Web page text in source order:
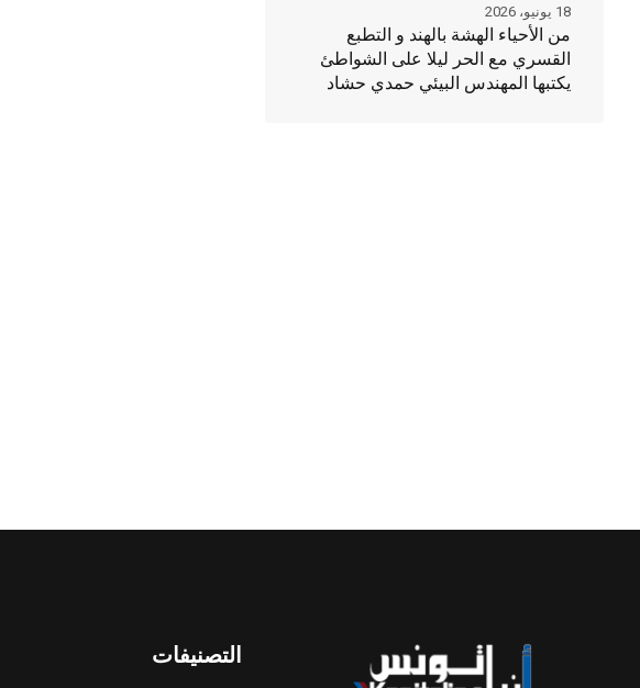
من الأحياء الهشة بالهند و التطبع
القسري مع الحر ليلا على الشواطئ
يكتبها المهندس البيئي حمدي حشاد
18 يونيو، 2026
التصنيفات